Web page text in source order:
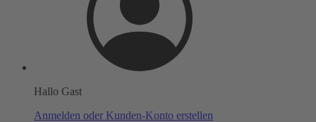
Hallo Gast
Anmelden oder Kunden-Konto erstellen